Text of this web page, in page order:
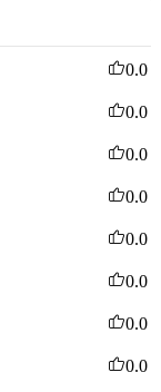
0.0
0.0
0.0
0.0
0.0
0.0
0.0
0.0